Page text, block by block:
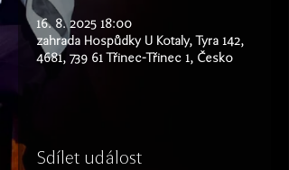
16. 8. 2025 18:00
zahrada Hospůdky U Kotaly, Tyra 142,
4681, 739 61 Třinec-Třinec 1, Česko
Sdílet událost